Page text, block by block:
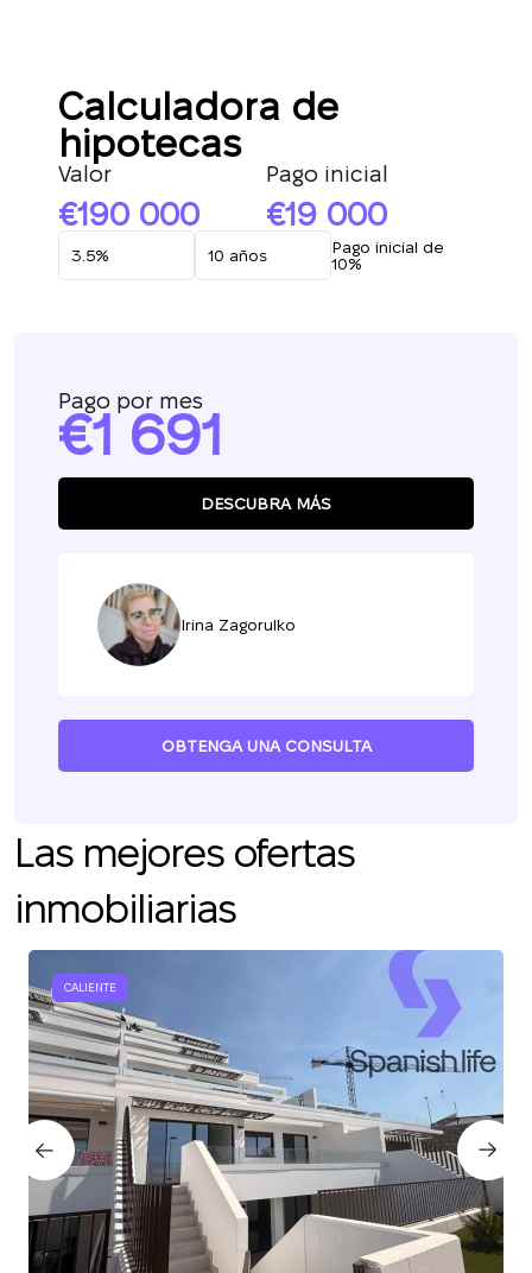
Calculadora de
hipotecas
Valor
190 000
Pago inicial
19 000
Pago inicial de
10%
Pago por mes
1 691
DESCUBRA MÁS
Irina Zagorulko
OBTENGA UNA CONSULTA
Las mejores ofertas
inmobiliarias
CALIENTE
Le devolveremos la
llamada